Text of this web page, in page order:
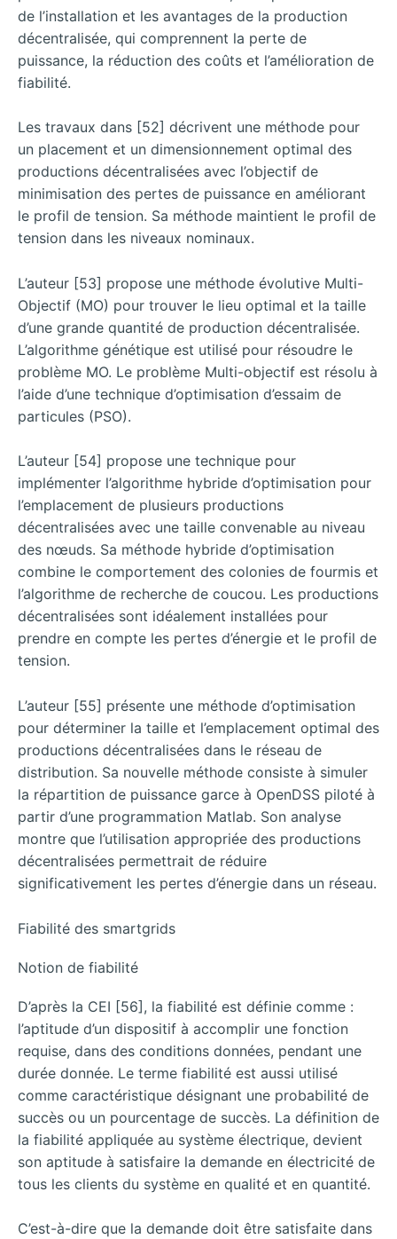
de l’installation et les avantages de la production
décentralisée, qui comprennent la perte de
puissance, la réduction des coûts et l’amélioration de
fiabilité.
Les travaux dans [52] décrivent une méthode pour
un placement et un dimensionnement optimal des
productions décentralisées avec l’objectif de
minimisation des pertes de puissance en améliorant
le profil de tension. Sa méthode maintient le profil de
tension dans les niveaux nominaux.
L’auteur [53] propose une méthode évolutive Multi-
Objectif (MO) pour trouver le lieu optimal et la taille
d’une grande quantité de production décentralisée.
L’algorithme génétique est utilisé pour résoudre le
problème MO. Le problème Multi-objectif est résolu à
l’aide d’une technique d’optimisation d’essaim de
particules (PSO).
L’auteur [54] propose une technique pour
implémenter l’algorithme hybride d’optimisation pour
l’emplacement de plusieurs productions
décentralisées avec une taille convenable au niveau
des nœuds. Sa méthode hybride d’optimisation
combine le comportement des colonies de fourmis et
l’algorithme de recherche de coucou. Les productions
décentralisées sont idéalement installées pour
prendre en compte les pertes d’énergie et le profil de
tension.
L’auteur [55] présente une méthode d’optimisation
pour déterminer la taille et l’emplacement optimal des
productions décentralisées dans le réseau de
distribution. Sa nouvelle méthode consiste à simuler
la répartition de puissance garce à OpenDSS piloté à
partir d’une programmation Matlab. Son analyse
montre que l’utilisation appropriée des productions
décentralisées permettrait de réduire
significativement les pertes d’énergie dans un réseau.
Fiabilité des smartgrids
Notion de fiabilité
D’après la CEI [56], la fiabilité est définie comme :
l’aptitude d’un dispositif à accomplir une fonction
requise, dans des conditions données, pendant une
durée donnée. Le terme fiabilité est aussi utilisé
comme caractéristique désignant une probabilité de
succès ou un pourcentage de succès. La définition de
la fiabilité appliquée au système électrique, devient
son aptitude à satisfaire la demande en électricité de
tous les clients du système en qualité et en quantité.
C’est-à-dire que la demande doit être satisfaite dans